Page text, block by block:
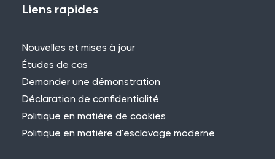
Liens rapides
Nouvelles et mises à jour
Études de cas
Demander une démonstration
Déclaration de confidentialité
Politique en matière de cookies
Politique en matière d'esclavage moderne